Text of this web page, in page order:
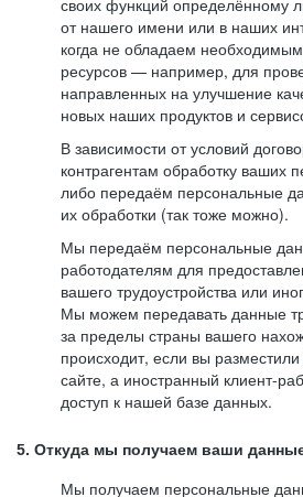
своих функций определённому
от нашего имени или в наших
когда не обладаем
ресурсов — например, для
направленных на улучшение
новых наших продуктов и
В зависимости от условий
контрагентам обработку ваших
либо передаём персональные
их обработки (так тоже можно).
Мы передаём персональные
работодателям для
вашего трудоустройства или
Мы можем передавать данные
за пределы страны вашего
происходит, если вы
сайте, а иностранный клиент-
доступ к нашей базе данных.
5. Откуда мы получаем ваши
Мы получаем персональные